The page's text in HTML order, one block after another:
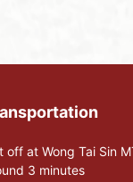
off at Wong Tai Sin
3 minutes